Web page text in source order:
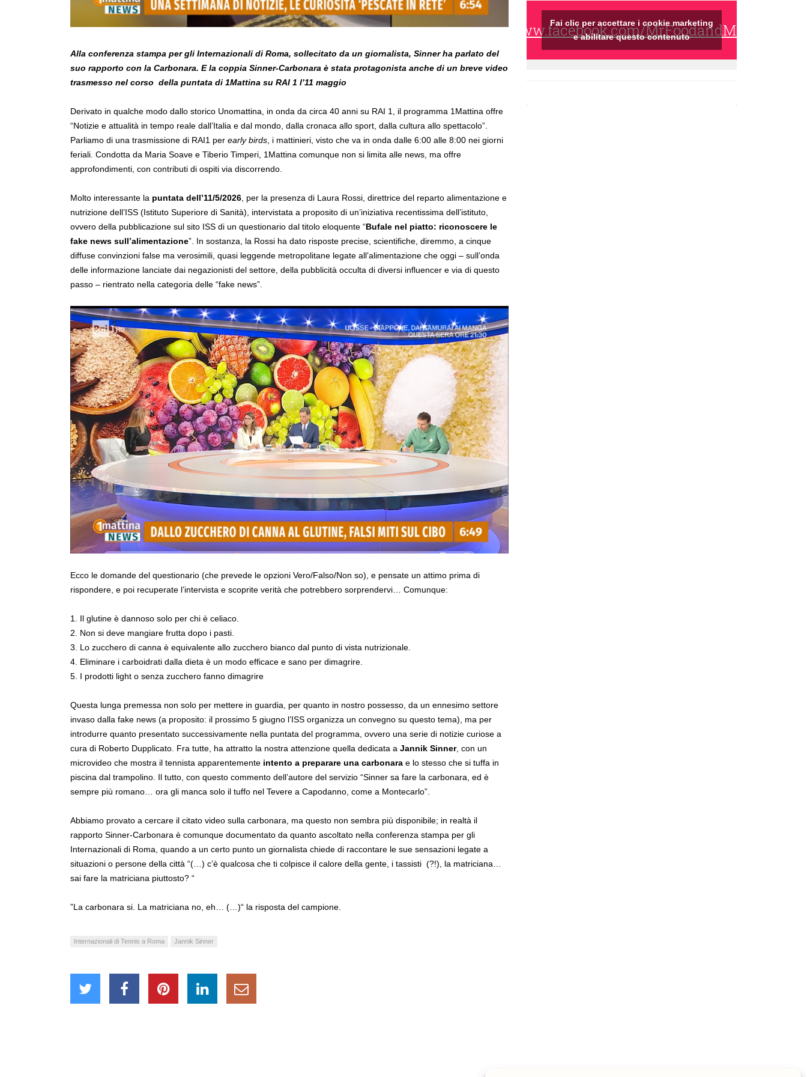
Alla conferenza stampa per gli Internazionali di Roma, sollecitato da un giornalista, Sinner ha parlato del
suo rapporto con la Carbonara. E la coppia Sinner-Carbonara è stata protagonista anche di un breve video
trasmesso nel corso della puntata di 1Mattina su RAI 1 l’11 maggio
Derivato in qualche modo dallo storico Unomattina, in onda da circa 40 anni su RAI 1, il programma 1Mattina offre
“Notizie e attualità in tempo reale dall’Italia e dal mondo, dalla cronaca allo sport, dalla cultura allo spettacolo”.
Parliamo di una trasmissione di RAI1 per early birds , i mattinieri, visto che va in onda dalle 6:00 alle 8:00 nei giorni
feriali. Condotta da Maria Soave e Tiberio Timperi, 1Mattina comunque non si limita alle news, ma offre
approfondimenti, con contributi di ospiti via discorrendo.
Molto interessante la puntata dell’11/5/2026 , per la presenza di Laura Rossi, direttrice del reparto alimentazione e
nutrizione dell’ISS (Istituto Superiore di Sanità), intervistata a proposito di un’iniziativa recentissima dell’istituto,
ovvero della pubblicazione sul sito ISS di un questionario dal titolo eloquente “Bufale nel piatto: riconoscere le
fake news sull’alimentazione”. In sostanza, la Rossi ha dato risposte precise, scientifiche, diremmo, a cinque
diffuse convinzioni false ma verosimili, quasi leggende metropolitane legate all’alimentazione che oggi – sull’onda
delle informazione lanciate dai negazionisti del settore, della pubblicità occulta di diversi influencer e via di questo
passo – rientrato nella categoria delle “fake news”.
Ecco le domande del questionario (che prevede le opzioni Vero/Falso/Non so), e pensate un attimo prima di
rispondere, e poi recuperate l’intervista e scoprite verità che potrebbero sorprendervi… Comunque:
1. Il glutine è dannoso solo per chi è celiaco.
2. Non si deve mangiare frutta dopo i pasti.
3. Lo zucchero di canna è equivalente allo zucchero bianco dal punto di vista nutrizionale.
4. Eliminare i carboidrati dalla dieta è un modo efficace e sano per dimagrire.
5. I prodotti light o senza zucchero fanno dimagrire
Questa lunga premessa non solo per mettere in guardia, per quanto in nostro possesso, da un ennesimo settore
invaso dalla fake news (a proposito: il prossimo 5 giugno l’ISS organizza un convegno su questo tema), ma per
introdurre quanto presentato successivamente nella puntata del programma, ovvero una serie di notizie curiose a
cura di Roberto Dupplicato. Fra tutte, ha attratto la nostra attenzione quella dedicata a Jannik Sinner, con un
microvideo che mostra il tennista apparentemente intento a preparare una carbonara e lo stesso che si tuffa in
piscina dal trampolino. Il tutto, con questo commento dell’autore del servizio “Sinner sa fare la carbonara, ed è
sempre più romano… ora gli manca solo il tuffo nel Tevere a Capodanno, come a Montecarlo”.
Abbiamo provato a cercare il citato video sulla carbonara, ma questo non sembra più disponibile; in realtà il
rapporto Sinner-Carbonara è comunque documentato da quanto ascoltato nella conferenza stampa per gli
Internazionali di Roma, quando a un certo punto un giornalista chiede di raccontare le sue sensazioni legate a
situazioni o persone della città “(…) c’è qualcosa che ti colpisce il calore della gente, i tassisti (?!), la matriciana…
sai fare la matriciana piuttosto? “
”La carbonara si. La matriciana no, eh… (…)“ la risposta del campione.
Internazionali di Tennis a Roma Jannik Sinner
https://www.facebook.com/MrFoodandMrsWine/
Fai clic per accettare i cookie marketing
e abilitare questo contenuto